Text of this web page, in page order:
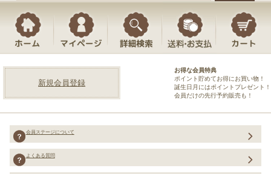
新規会員登録
お得な会員特典
ポイント貯めてお得にお買い物！
誕生日月にはポイントプレゼント！
会員だけの先行予約販売も！
会員ステージについて
よくある質問